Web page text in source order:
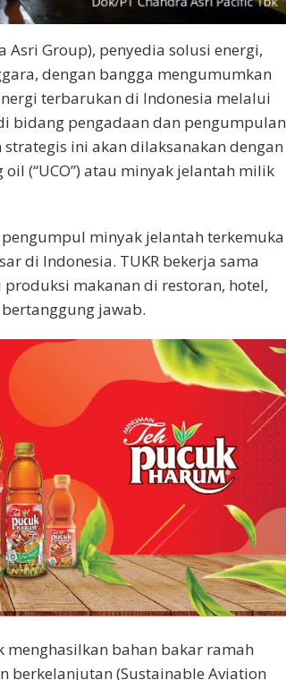
Asri Group), penyedia solusi energi,
dengan bangga mengumumkan
terbarukan di Indonesia melalui
bidang pengadaan dan pengumpulan
ini akan dilaksanakan dengan
(“UCO”) atau minyak jelantah milik
minyak jelantah terkemuka
di Indonesia. TUKR bekerja sama
makanan di restoran, hotel,
jawab.
bahan bakar ramah
berkelanjutan (Sustainable Aviation